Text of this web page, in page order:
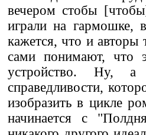
вечером стобы
играли на
кажется, что и авторы
сами понимают, что
устройство. Ну,
справедливости,
изобразить в цикле
начинается с